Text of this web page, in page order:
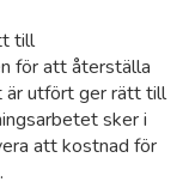
till
för att återställa
är utfört ger rätt till
sker i
att kostnad för